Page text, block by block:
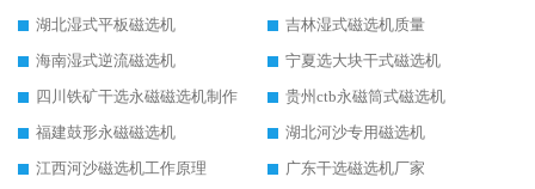
湖北湿式平板磁选机
吉林湿式磁选机质量
海南湿式逆流磁选机
宁夏选大块干式磁选机
四川铁矿干选永磁磁选机制作
贵州ctb永磁筒式磁选机
福建鼓形永磁磁选机
湖北河沙专用磁选机
江西河沙磁选机工作原理
广东干选磁选机厂家